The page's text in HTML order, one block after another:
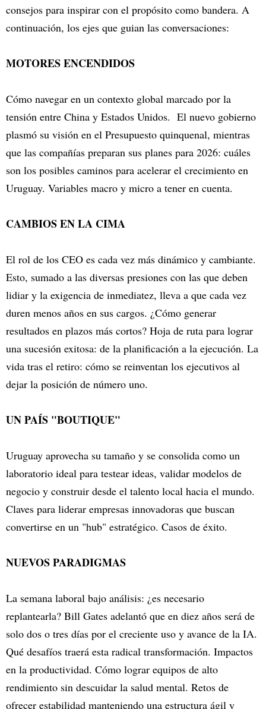
consejos para inspirar con el propósito como bandera. A
continuación, los ejes que guian las conversaciones:
MOTORES ENCENDIDOS
Cómo navegar en un contexto global marcado por la
tensión entre China y Estados Unidos. El nuevo gobierno
plasmó su visión en el Presupuesto quinquenal, mientras
que las compañías preparan sus planes para 2026: cuáles
son los posibles caminos para acelerar el crecimiento en
Uruguay. Variables macro y micro a tener en cuenta.
CAMBIOS EN LA CIMA
El rol de los CEO es cada vez más dinámico y cambiante.
Esto, sumado a las diversas presiones con las que deben
lidiar y la exigencia de inmediatez, lleva a que cada vez
duren menos años en sus cargos. ¿Cómo generar
resultados en plazos más cortos? Hoja de ruta para lograr
una sucesión exitosa: de la planificación a la ejecución. La
vida tras el retiro: cómo se reinventan los ejecutivos al
dejar la posición de número uno.
UN PAÍS "BOUTIQUE"
Uruguay aprovecha su tamaño y se consolida como un
laboratorio ideal para testear ideas, validar modelos de
negocio y construir desde el talento local hacia el mundo.
Claves para liderar empresas innovadoras que buscan
convertirse en un "hub" estratégico. Casos de éxito.
NUEVOS PARADIGMAS
La semana laboral bajo análisis: ¿es necesario
replantearla? Bill Gates adelantó que en diez años será de
solo dos o tres días por el creciente uso y avance de la IA.
Qué desafíos traerá esta radical transformación. Impactos
en la productividad. Cómo lograr equipos de alto
rendimiento sin descuidar la salud mental. Retos de
ofrecer estabilidad manteniendo una estructura ágil y